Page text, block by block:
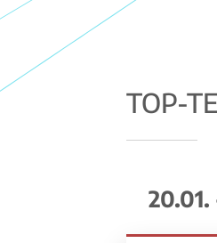
TOP-
20.01.